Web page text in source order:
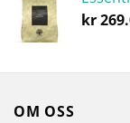
kr
OM OSS